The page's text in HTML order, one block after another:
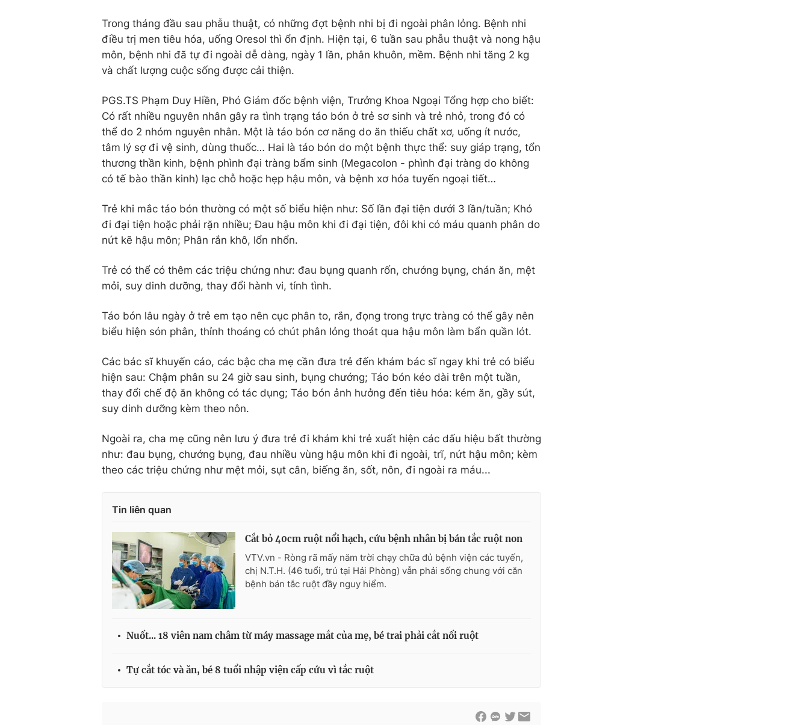
Trong tháng đầu sau phẫu thuật, có những đợt bệnh nhi bị đi ngoài phân lỏng. Bệnh nhi
điều trị men tiêu hóa, uống Oresol thì ổn định. Hiện tại, 6 tuần sau phẫu thuật và nong hậu
môn, bệnh nhi đã tự đi ngoài dễ dàng, ngày 1 lần, phân khuôn, mềm. Bệnh nhi tăng 2 kg
và chất lượng cuộc sống được cải thiện.
PGS.TS Phạm Duy Hiền, Phó Giám đốc bệnh viện, Trưởng Khoa Ngoại Tổng hợp cho biết:
Có rất nhiều nguyên nhân gây ra tình trạng táo bón ở trẻ sơ sinh và trẻ nhỏ, trong đó có
thể do 2 nhóm nguyên nhân. Một là táo bón cơ năng do ăn thiếu chất xơ, uống ít nước,
tâm lý sợ đi vệ sinh, dùng thuốc… Hai là táo bón do một bệnh thực thể: suy giáp trạng, tổn
thương thần kinh, bệnh phình đại tràng bẩm sinh (Megacolon - phình đại tràng do không
có tế bào thần kinh) lạc chỗ hoặc hẹp hậu môn, và bệnh xơ hóa tuyến ngoại tiết…
Trẻ khi mắc táo bón thường có một số biểu hiện như: Số lần đại tiện dưới 3 lần/tuần; Khó
đi đại tiện hoặc phải rặn nhiều; Đau hậu môn khi đi đại tiện, đôi khi có máu quanh phân do
nứt kẽ hậu môn; Phân rắn khô, lổn nhổn.
Trẻ có thể có thêm các triệu chứng như: đau bụng quanh rốn, chướng bụng, chán ăn, mệt
mỏi, suy dinh dưỡng, thay đổi hành vi, tính tình.
Táo bón lâu ngày ở trẻ em tạo nên cục phân to, rắn, đọng trong trực tràng có thể gây nên
biểu hiện són phân, thỉnh thoáng có chút phân lỏng thoát qua hậu môn làm bẩn quần lót.
Các bác sĩ khuyến cáo, các bậc cha mẹ cần đưa trẻ đến khám bác sĩ ngay khi trẻ có biểu
hiện sau: Chậm phân su 24 giờ sau sinh, bụng chướng; Táo bón kéo dài trên một tuần,
thay đổi chế độ ăn không có tác dụng; Táo bón ảnh hưởng đến tiêu hóa: kém ăn, gầy sút,
suy dinh dưỡng kèm theo nôn.
Ngoài ra, cha mẹ cũng nên lưu ý đưa trẻ đi khám khi trẻ xuất hiện các dấu hiệu bất thường
như: đau bụng, chướng bụng, đau nhiều vùng hậu môn khi đi ngoài, trĩ, nứt hậu môn; kèm
theo các triệu chứng như mệt mỏi, sụt cân, biếng ăn, sốt, nôn, đi ngoài ra máu...
Tin liên quan
Cắt bỏ 40cm ruột nổi hạch, cứu bệnh nhân bị bán tắc ruột non
VTV.vn - Ròng rã mấy năm trời chạy chữa đủ bệnh viện các tuyến,
chị N.T.H. (46 tuổi, trú tại Hải Phòng) vẫn phải sống chung với căn
bệnh bán tắc ruột đầy nguy hiểm.
Nuốt... 18 viên nam châm từ máy massage mắt của mẹ, bé trai phải cắt nối ruột
Tự cắt tóc và ăn, bé 8 tuổi nhập viện cấp cứu vì tắc ruột